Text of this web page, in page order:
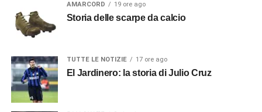
AMARCORD 19 ore ago
Storia delle scarpe da calcio
TUTTE LE NOTIZIE 17 ore ago
El Jardinero: la storia di Julio Cruz